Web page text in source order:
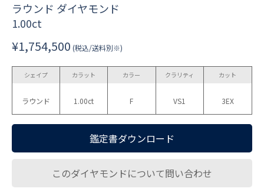
ラウンド ダイヤモンド
1.00ct
¥1,754,500 (税込/送料別※)
シェイプ
ラウンド
カラット
1.00ct
カラー
F
クラリティ
VS1
カット
3EX
鑑定書ダウンロード
このダイヤモンドについて問い合わせ